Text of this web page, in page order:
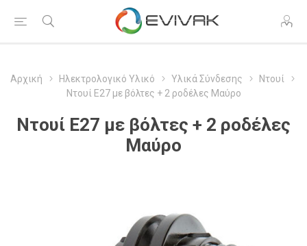
Αρχική Ηλεκτρολογικό Υλικό Υλικά Σύνδεσης
Ντουί
Ντουί Ε27 με βόλτες + 2 ροδέλες Μαύρο
Ντουί Ε27 με βόλτες + 2 ροδέλες
Μαύρο